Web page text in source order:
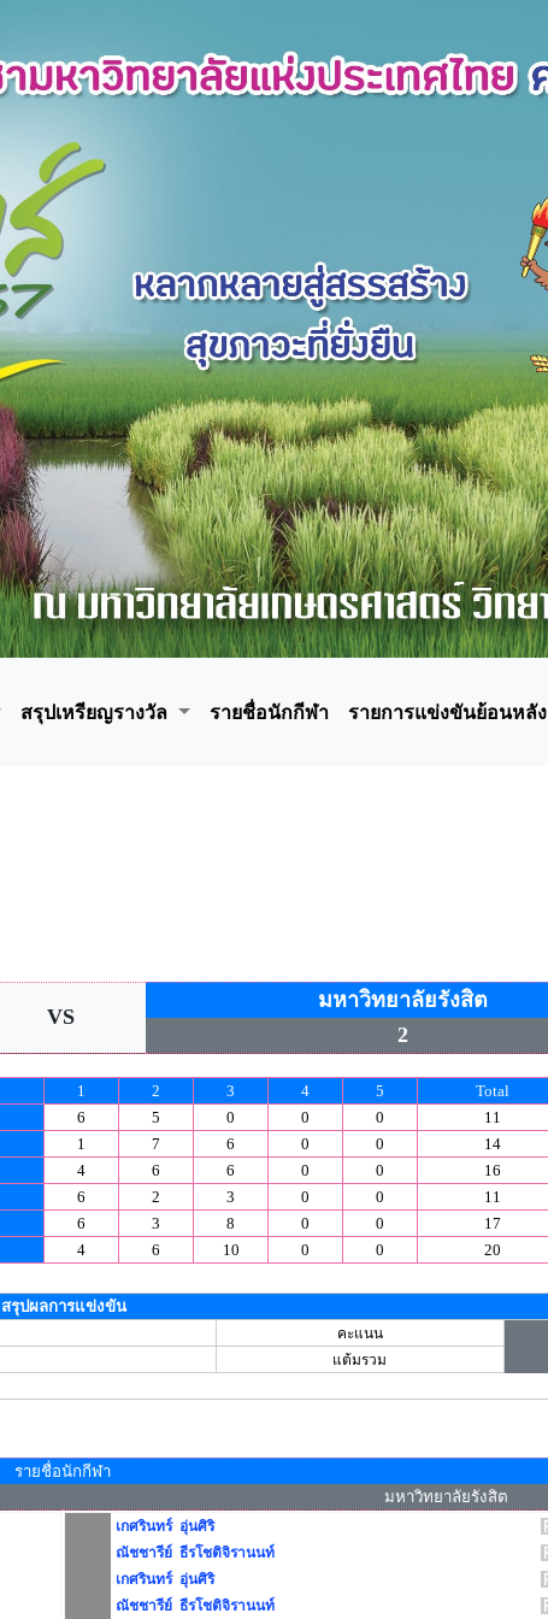
สรุปเหรียญรางวัล รายชื่อนักกีฬา รายการแข่งขันย้อนหลัง
VS
มหาวิทยาลัยรังสิต
2
1 2 3 4 5 Total
6 5 0 0 0 11
1 7 6 0 0 14
4 6 6 0 0 16
6 2 3 0 0 11
6 3 8 0 0 17
4 6 10 0 0 20
สรุปผลการแข่งขัน
คะแนน
แต้มรวม
รายชื่อนักกีฬา
มหาวิทยาลัยรังสิต
เกศรินทร์ อุ่นศิริ
ณัชชารีย์ ธีรโชติจิรานนท์
เกศรินทร์ อุ่นศิริ
ณัชชารีย์ ธีรโชติจิรานนท์